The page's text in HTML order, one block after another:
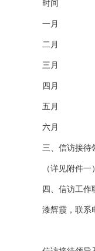
时间
一月
二月
三月
四月
五月
六月
三、信访接待
（详见附件一）
四、信访工作
漆辉霞，联系